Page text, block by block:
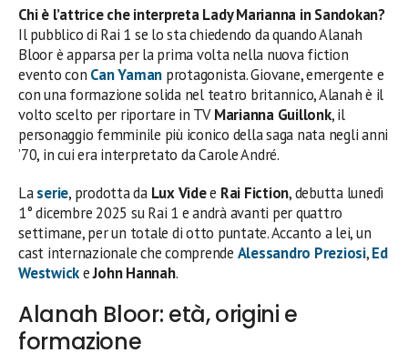
Chi è l’attrice che interpreta Lady Marianna in Sandokan?
Il pubblico di Rai 1 se lo sta chiedendo da quando Alanah
Bloor è apparsa per la prima volta nella nuova fiction
evento con Can Yaman protagonista. Giovane, emergente e
con una formazione solida nel teatro britannico, Alanah è il
volto scelto per riportare in TVMarianna Guillonk, il
personaggio femminile più iconico della saga nata negli anni
’70, in cui era interpretato da Carole André.
Laserie, prodotta da Lux Videe Rai Fiction, debutta lunedì
1° dicembre 2025 su Rai 1 e andrà avanti per quattro
settimane, per un totale di otto puntate. Accanto a lei, un
cast internazionale che comprende Alessandro Preziosi,Ed
WestwickeJohn Hannah.
Alanah Bloor: età, origini e
formazione